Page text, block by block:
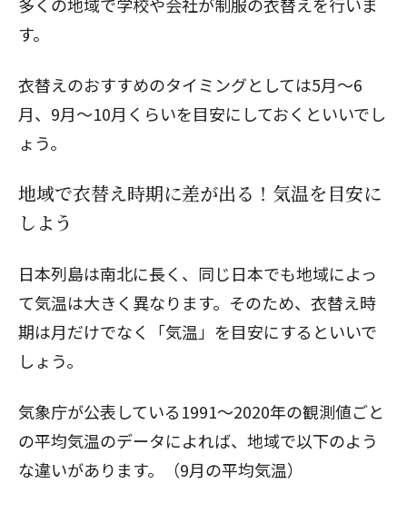
す。
衣替えのおすすめのタイミングとしては5月～6
月、9月～10月くらいを目安にしておくといいでし
ょう。
地域で衣替え時期に差が出る！気温を目安に
しよう
日本列島は南北に長く、同じ日本でも地域によっ
て気温は大きく異なります。そのため、衣替え時
期は月だけでなく「気温」を目安にするといいで
しょう。
気象庁が公表している1991～2020年の観測値ごと
の平均気温のデータによれば、地域で以下のよう
な違いがあります。（9月の平均気温）